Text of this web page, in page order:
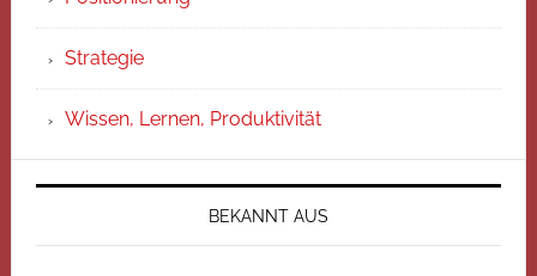
Strategie
Wissen, Lernen, Produktivität
BEKANNT AUS